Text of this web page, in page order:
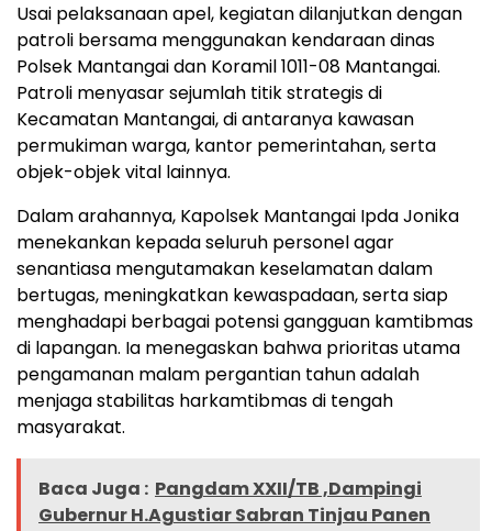
Usai pelaksanaan apel, kegiatan dilanjutkan dengan
patroli bersama menggunakan kendaraan dinas
Polsek Mantangai dan Koramil 1011-08 Mantangai.
Patroli menyasar sejumlah titik strategis di
Kecamatan Mantangai, di antaranya kawasan
permukiman warga, kantor pemerintahan, serta
objek-objek vital lainnya.
Dalam arahannya, Kapolsek Mantangai Ipda Jonika
menekankan kepada seluruh personel agar
senantiasa mengutamakan keselamatan dalam
bertugas, meningkatkan kewaspadaan, serta siap
menghadapi berbagai potensi gangguan kamtibmas
di lapangan. Ia menegaskan bahwa prioritas utama
pengamanan malam pergantian tahun adalah
menjaga stabilitas harkamtibmas di tengah
masyarakat.
Baca Juga : Pangdam XXII/TB ,Dampingi
Gubernur H.Agustiar Sabran Tinjau Panen